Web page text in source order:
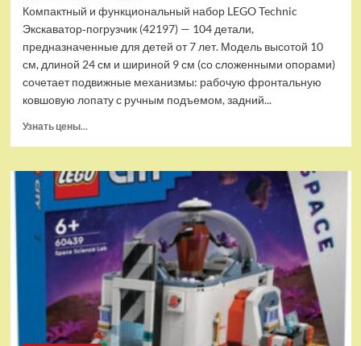
Компактный и функциональный набор LEGO Technic
Экскаватор‑погрузчик (42197) — 104 детали,
предназначенные для детей от 7 лет. Модель высотой 10
см, длиной 24 см и шириной 9 см (со сложенными опорами)
сочетает подвижные механизмы: рабочую фронтальную
ковшовую лопату с ручным подъемом, задний...
Узнать цены...
(EU)
Конструктор
LEGO
Technic
Экскаватор-
погрузчик
(42197)